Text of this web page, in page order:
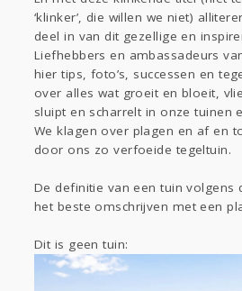
Gevraagd
Horen
Lezen
‘klinker’, die willen we niet)
deel in van dit gezellige en
Liefhebbers en ambassadeurs
hier tips, foto’s, successen en
over alles wat groeit en bloeit,
sluipt en scharrelt in onze tuinen
We klagen over plagen en af en
door ons zo verfoeide tegeltuin.
De definitie van een tuin volgens
het beste omschrijven met een
Dit is geen tuin: